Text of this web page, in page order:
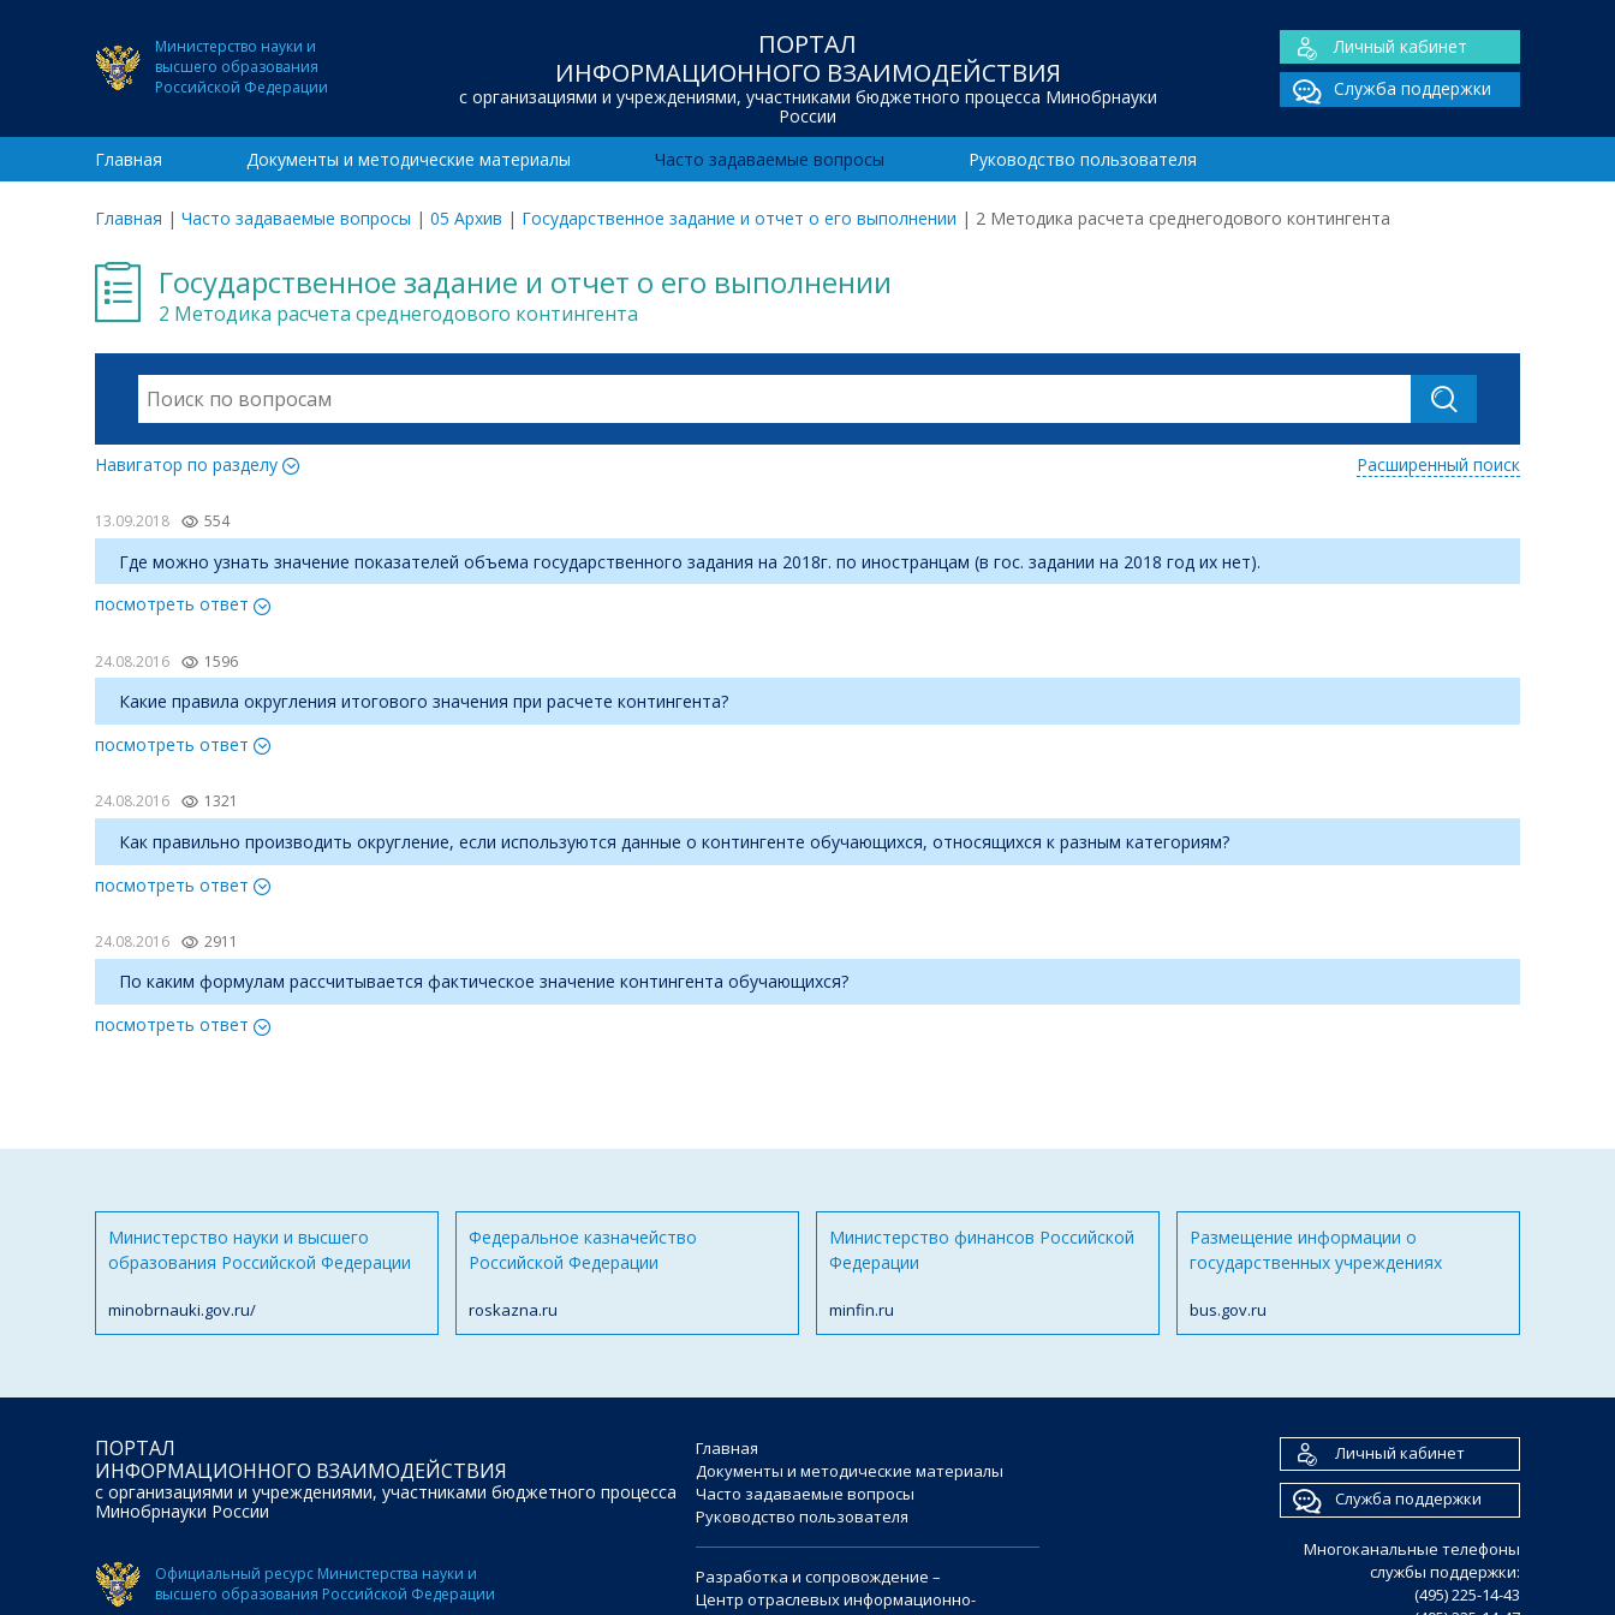
Министерство науки и
высшего образования
Российской Федерации
ПОРТАЛ
ИНФОРМАЦИОННОГО ВЗАИМОДЕЙСТВИЯ
с организациями и учреждениями, участниками бюджетного процесса Минобрнауки
России
Личный кабинет
Служба поддержки
Главная Документы и методические материалы Часто задаваемые вопросы Руководство пользователя
Главная | Часто задаваемые вопросы | 05 Архив | Государственное задание и отчет о его выполнении | 2 Методика расчета среднегодового контингента
Государственное задание и отчет о его выполнении
2 Методика расчета среднегодового контингента
Навигатор по разделу Расширенный поиск
13.09.2018 554
Где можно узнать значение показателей объема государственного задания на 2018г. по иностранцам (в гос. задании на 2018 год их нет).
посмотреть ответ
24.08.2016 1596
Какие правила округления итогового значения при расчете контингента?
посмотреть ответ
24.08.2016 1321
Как правильно производить округление, если используются данные о контингенте обучающихся, относящихся к разным категориям?
посмотреть ответ
24.08.2016 2911
По каким формулам рассчитывается фактическое значение контингента обучающихся?
посмотреть ответ
Министерство науки и высшего
образования Российской Федерации
minobrnauki.gov.ru/
Федеральное казначейство
Российской Федерации
roskazna.ru
Министерство финансов Российской
Федерации
minfin.ru
Размещение информации о
государственных учреждениях
bus.gov.ru
ПОРТАЛ
ИНФОРМАЦИОННОГО ВЗАИМОДЕЙСТВИЯ
с организациями и учреждениями, участниками бюджетного процесса
Минобрнауки России
Официальный ресурс Министерства науки и
высшего образования Российской Федерации
Главная
Документы и методические материалы
Часто задаваемые вопросы
Руководство пользователя
Разработка и сопровождение –
Центр отраслевых информационно-
Личный кабинет
Служба поддержки
Многоканальные телефоны
службы поддержки:
(495) 225-14-43